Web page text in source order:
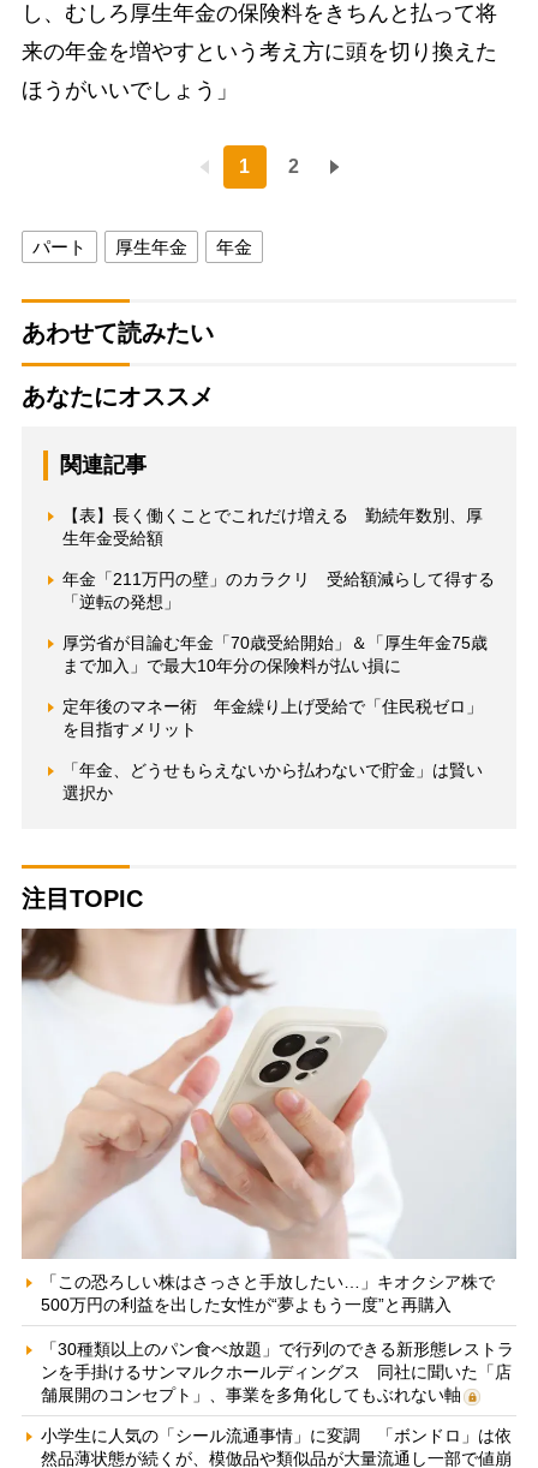
し、むしろ厚生年金の保険料をきちんと払って将
来の年金を増やすという考え方に頭を切り換えた
ほうがいいでしょう」
1 2
パート 厚生年金 年金
あわせて読みたい
あなたにオススメ
関連記事
【表】長く働くことでこれだけ増える 勤続年数別、厚
生年金受給額
年金「211万円の壁」のカラクリ 受給額減らして得する
「逆転の発想」
厚労省が目論む年金「70歳受給開始」＆「厚生年金75歳
まで加入」で最大10年分の保険料が払い損に
定年後のマネー術 年金繰り上げ受給で「住民税ゼロ」
を目指すメリット
「年金、どうせもらえないから払わないで貯金」は賢い
選択か
注目TOPIC
「この恐ろしい株はさっさと手放したい…」キオクシア株で
500万円の利益を出した女性が“夢よもう一度”と再購入
「30種類以上のパン食べ放題」で行列のできる新形態レストラ
ンを手掛けるサンマルクホールディングス 同社に聞いた「店
舗展開のコンセプト」、事業を多角化してもぶれない軸
小学生に人気の「シール流通事情」に変調 「ボンドロ」は依
然品薄状態が続くが、模倣品や類似品が大量流通し一部で値崩